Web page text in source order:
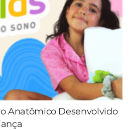
Anatômico Desenvolvido